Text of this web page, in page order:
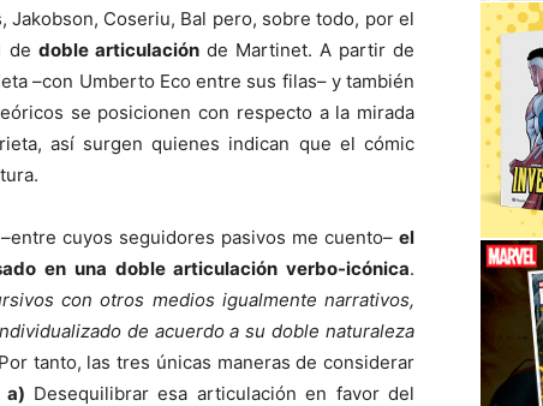
Jakobson, Coseriu, Bal pero, sobre todo, por el
de doble articulaciónde Martinet. A partir de
–con Umberto Eco entre sus filas– y también
se posicionen con respecto a la mirada
así surgen quienes indican que el cómic
cuyos seguidores pasivos me cuento– el
en una doble articulación verbo-icónica.
con otros medios igualmente narrativos,
de acuerdo a su doble naturaleza
tanto, las tres únicas maneras de considerar
a) Desequilibrar esa articulación en favor del